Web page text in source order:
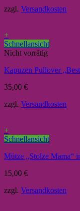
zzgl. Versandkosten
+
Schnellansicht
Nicht vorrätig
Kapuzen Pullover
35,00 €
zzgl. Versandkosten
+
Schnellansicht
Mütze „Stolze Mama“
15,00 €
zzgl. Versandkosten